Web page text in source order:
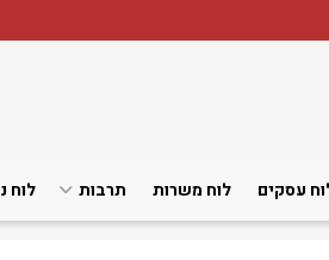
עסקים לוח משרות תרבות לוח